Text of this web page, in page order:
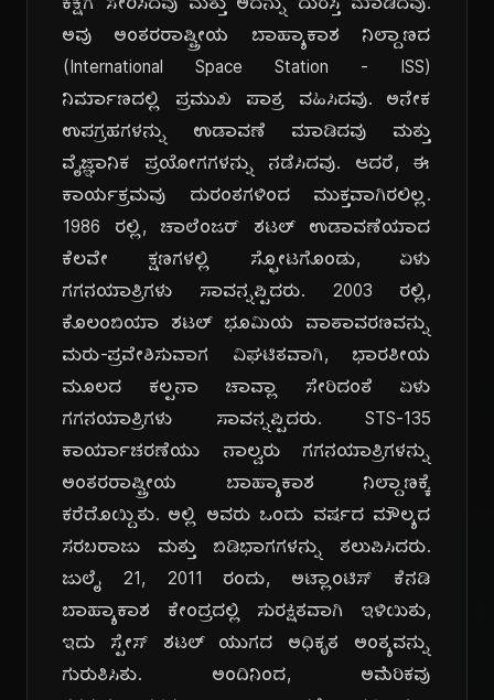
ಕಕ್ಷೆಗೆ ಸೇರಿಸಿದವು ಮತ್ತು ಅದನ್ನು ದುರಸ್ತಿ ಮಾಡಿದವು.
ಅವು ಅಂತರರಾಷ್ಟ್ರೀಯ ಬಾಹ್ಯಾಕಾಶ ನಿಲ್ದಾಣದ
(International Space Station - ISS)
ನಿರ್ಮಾಣದಲ್ಲಿ ಪ್ರಮುಖ ಪಾತ್ರ ವಹಿಸಿದವು. ಅನೇಕ
ಉಪಗ್ರಹಗಳನ್ನು ಉಡಾವಣೆ ಮಾಡಿದವು ಮತ್ತು
ವೈಜ್ಞಾನಿಕ ಪ್ರಯೋಗಗಳನ್ನು ನಡೆಸಿದವು. ಆದರೆ, ಈ
ಕಾರ್ಯಕ್ರಮವು ದುರಂತಗಳಿಂದ ಮುಕ್ತವಾಗಿರಲಿಲ್ಲ.
1986 ರಲ್ಲಿ, ಚಾಲೆಂಜರ್ ಶಟಲ್ ಉಡಾವಣೆಯಾದ
ಕೆಲವೇ ಕ್ಷಣಗಳಲ್ಲಿ ಸ್ಫೋಟಗೊಂಡು, ಏಳು
ಗಗನಯಾತ್ರಿಗಳು ಸಾವನ್ನಪ್ಪಿದರು. 2003 ರಲ್ಲಿ,
ಕೊಲಂಬಿಯಾ ಶಟಲ್ ಭೂಮಿಯ ವಾತಾವರಣವನ್ನು
ಮರು-ಪ್ರವೇಶಿಸುವಾಗ ವಿಘಟಿತವಾಗಿ, ಭಾರತೀಯ
ಮೂಲದ ಕಲ್ಪನಾ ಚಾವ್ಲಾ ಸೇರಿದಂತೆ ಏಳು
ಗಗನಯಾತ್ರಿಗಳು ಸಾವನ್ನಪ್ಪಿದರು. STS-135
ಕಾರ್ಯಾಚರಣೆಯು ನಾಲ್ವರು ಗಗನಯಾತ್ರಿಗಳನ್ನು
ಅಂತರರಾಷ್ಟ್ರೀಯ ಬಾಹ್ಯಾಕಾಶ ನಿಲ್ದಾಣಕ್ಕೆ
ಕರೆದೊಯ್ದಿತು. ಅಲ್ಲಿ ಅವರು ಒಂದು ವರ್ಷದ ಮೌಲ್ಯದ
ಸರಬರಾಜು ಮತ್ತು ಬಿಡಿಭಾಗಗಳನ್ನು ತಲುಪಿಸಿದರು.
ಜುಲೈ 21, 2011 ರಂದು, ಅಟ್ಲಾಂಟಿಸ್ ಕೆನಡಿ
ಬಾಹ್ಯಾಕಾಶ ಕೇಂದ್ರದಲ್ಲಿ ಸುರಕ್ಷಿತವಾಗಿ ಇಳಿಯಿತು,
ಇದು ಸ್ಪೇಸ್ ಶಟಲ್ ಯುಗದ ಅಧಿಕೃತ ಅಂತ್ಯವನ್ನು
ಗುರುತಿಸಿತು. ಅಂದಿನಿಂದ, ಅಮೆರಿಕವು